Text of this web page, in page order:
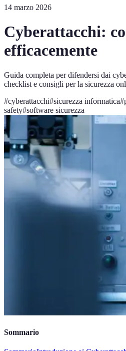
14 marzo 2026
Cyberattacchi:
efficacemente
Guida completa per difendersi dai
checklist e consigli per la sicurezza
#cyberattacchi#sicurezza informatica#
safety#software sicurezza
Sommario